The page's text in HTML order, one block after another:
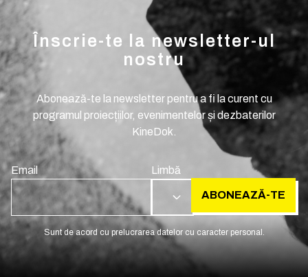
Înscrie-te la newsletter-ul
nostru
Abonează-te la newsletter pentru a fi la curent cu
programul proiecțiilor, evenimentelor și dezbaterilor
KineDok.
Email Limbă
RO ABONEAZĂ-TE
Sunt de acord cu prelucrarea datelor cu caracter personal.